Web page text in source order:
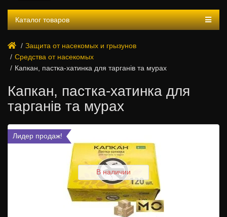
Каталог товаров
Защита от насекомых и грызунов
Средства от насекомых
Капкан, пастка-хатинка для тарганів та мурах
Капкан, пастка-хатинка для
тарганів та мурах
Лидер продаж!
В наличии